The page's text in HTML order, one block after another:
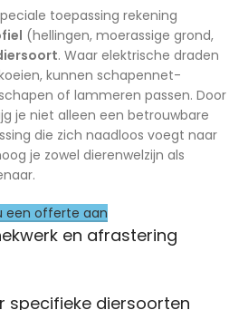
toepassing rekening
(hellingen, moerassige grond,
. Waar elektrische draden
kunnen schapennet-
of lammeren passen. Door
je niet alleen een betrouwbare
die zich naadloos voegt naar
je zowel dierenwelzijn als
een offerte aan
en afrastering
specifieke diersoorten